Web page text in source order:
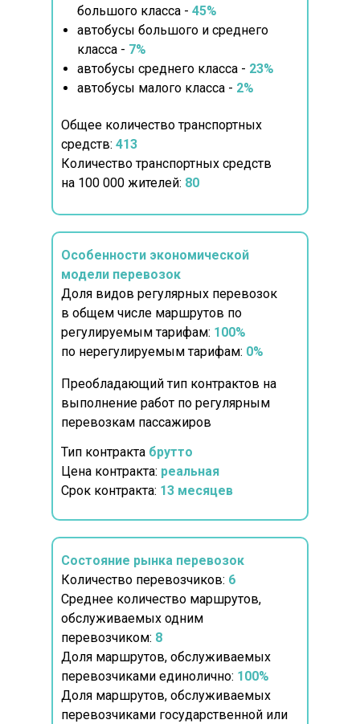
большого класса - 45%
автобусы большого и среднего
класса - 7%
автобусы среднего класса - 23%
автобусы малого класса - 2%
Общее количество транспортных
средств: 413
Количество транспортных средств
на 100 000 жителей: 80
Особенности экономической
модели перевозок
Доля видов регулярных перевозок
в общем числе маршрутов по
регулируемым тарифам: 100%
по нерегулируемым тарифам: 0%
Состояние рынка перевозок
Количество перевозчиков: 6
Среднее количество маршрутов,
обслуживаемых одним
перевозчиком: 8
Доля маршрутов, обслуживаемых
перевозчиками единолично: 100%
Доля маршрутов, обслуживаемых
перевозчиками государственной или
Преобладающий тип контрактов на
выполнение работ по регулярным
перевозкам пассажиров
Тип контракта брутто
Цена контракта: реальная
Срок контракта: 13 месяцев